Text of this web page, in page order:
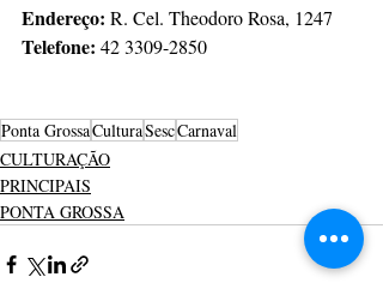
Endereço: R. Cel. Theodoro Rosa, 1247
Telefone: 42 3309-2850
Ponta GrossaCulturaSescCarnaval
CULTURAÇÃO
PRINCIPAIS
PONTA GROSSA